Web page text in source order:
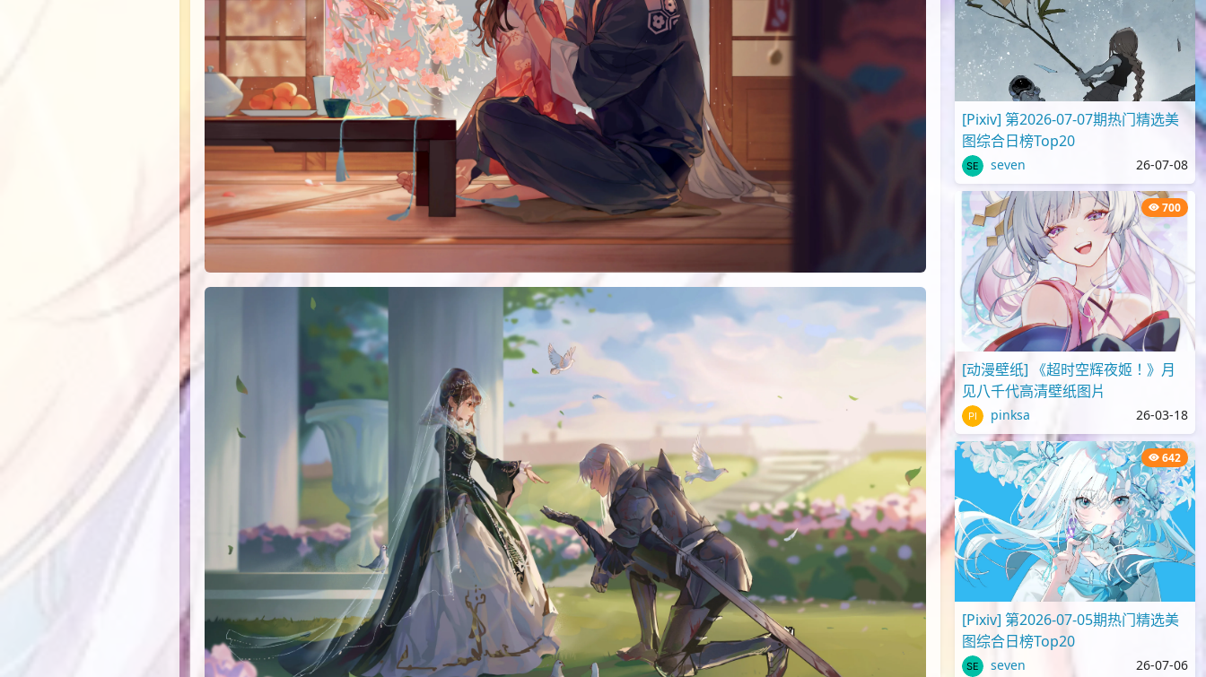
[Pixiv] 第2026-07-07期热门精选美
图综合日榜Top20
seven 26-07-08
700
[动漫壁纸] 《超时空辉夜姬！》月
见八千代高清壁纸图片
pinksa 26-03-18
642
[Pixiv] 第2026-07-05期热门精选美
图综合日榜Top20
seven 26-07-06